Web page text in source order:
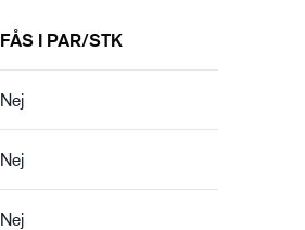
FÅS I PAR/STK
Nej
Nej
Nej